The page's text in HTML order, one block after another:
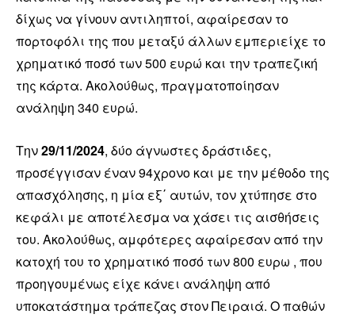
δίχως να γίνουν αντιληπτοί, αφαίρεσαν το
πορτοφόλι της που μεταξύ άλλων εμπεριείχε το
χρηματικό ποσό των 500 ευρώ και την τραπεζική
της κάρτα. Ακολούθως, πραγματοποίησαν
ανάληψη 340 ευρώ.
Την29/11/2024, δύο άγνωστες δράστιδες,
προσέγγισαν έναν 94χρονο και με την μέθοδο της
απασχόλησης, η μία εξ΄ αυτών, τον χτύπησε στο
κεφάλι με αποτέλεσμα να χάσει τις αισθήσεις
του. Ακολούθως, αμφότερες αφαίρεσαν από την
κατοχή του το χρηματικό ποσό των 800 ευρω , που
προηγουμένως είχε κάνει ανάληψη από
υποκατάστημα τράπεζας στον Πειραιά. Ο παθών